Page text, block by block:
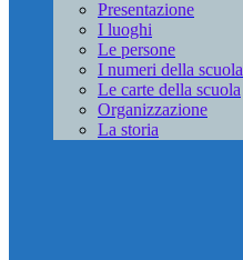
Presentazione
I luoghi
Le persone
I numeri della scuola
Le carte della scuola
Organizzazione
La storia